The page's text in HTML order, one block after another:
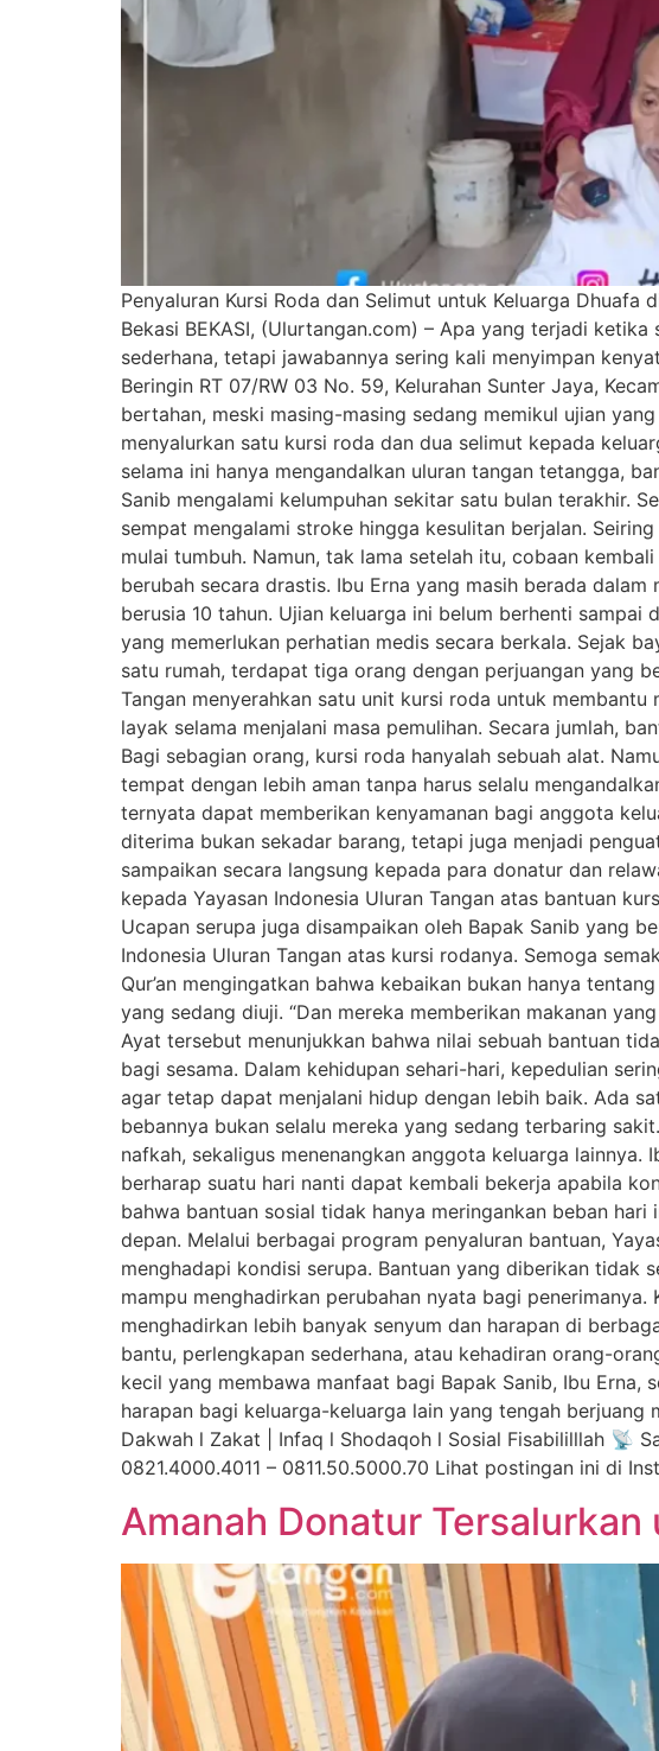
Penyaluran Kursi Roda dan Selimut untuk Keluarga
Bekasi BEKASI, (Ulurtangan.com) – Apa yang terjadi
sederhana, tetapi jawabannya sering kali menyimpan
Beringin RT 07/RW 03 No. 59, Kelurahan Sunter Jaya,
bertahan, meski masing-masing sedang memikul ujian
menyalurkan satu kursi roda dan dua selimut kepada
selama ini hanya mengandalkan uluran tangan tetangga,
Sanib mengalami kelumpuhan sekitar satu bulan terakhir.
sempat mengalami stroke hingga kesulitan berjalan.
mulai tumbuh. Namun, tak lama setelah itu, cobaan
berubah secara drastis. Ibu Erna yang masih berada
berusia 10 tahun. Ujian keluarga ini belum berhenti
yang memerlukan perhatian medis secara berkala. Sejak
satu rumah, terdapat tiga orang dengan perjuangan yang
Tangan menyerahkan satu unit kursi roda untuk
layak selama menjalani masa pemulihan. Secara jumlah,
Bagi sebagian orang, kursi roda hanyalah sebuah alat.
tempat dengan lebih aman tanpa harus selalu
ternyata dapat memberikan kenyamanan bagi anggota
diterima bukan sekadar barang, tetapi juga menjadi
sampaikan secara langsung kepada para donatur dan
kepada Yayasan Indonesia Uluran Tangan atas bantuan
Ucapan serupa juga disampaikan oleh Bapak Sanib yang
Indonesia Uluran Tangan atas kursi rodanya. Semoga
Qur’an mengingatkan bahwa kebaikan bukan hanya
yang sedang diuji. “Dan mereka memberikan makanan
Ayat tersebut menunjukkan bahwa nilai sebuah bantuan
bagi sesama. Dalam kehidupan sehari-hari, kepedulian
agar tetap dapat menjalani hidup dengan lebih baik. Ada
bebannya bukan selalu mereka yang sedang terbaring
nafkah, sekaligus menenangkan anggota keluarga
berharap suatu hari nanti dapat kembali bekerja apabila
bahwa bantuan sosial tidak hanya meringankan beban
depan. Melalui berbagai program penyaluran bantuan,
menghadapi kondisi serupa. Bantuan yang diberikan tidak
mampu menghadirkan perubahan nyata bagi
menghadirkan lebih banyak senyum dan harapan di
bantu, perlengkapan sederhana, atau kehadiran orang-
kecil yang membawa manfaat bagi Bapak Sanib, Ibu
harapan bagi keluarga-keluarga lain yang tengah
Dakwah l Zakat | Infaq l Shodaqoh l Sosial Fisabililllah 📡
0821.4000.4011 – 0811.50.5000.70 Lihat postingan ini di
Amanah Donatur